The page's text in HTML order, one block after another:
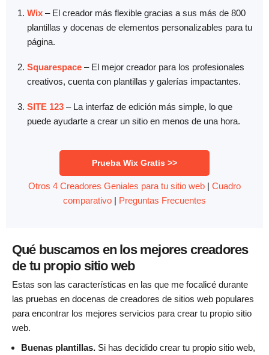
Wix – El creador más flexible gracias a sus más de 800
plantillas y docenas de elementos personalizables para tu
página.
Squarespace – El mejor creador para los profesionales
creativos, cuenta con plantillas y galerías impactantes.
SITE 123 – La interfaz de edición más simple, lo que
puede ayudarte a crear un sitio en menos de una hora.
Prueba Wix Gratis >>
Otros 4 Creadores Geniales para tu sitio web | Cuadro
comparativo | Preguntas Frecuentes
Qué buscamos en los mejores creadores
de tu propio sitio web
Estas son las características en las que me focalicé durante
las pruebas en docenas de creadores de sitios web populares
para encontrar los mejores servicios para crear tu propio sitio
web.
Buenas plantillas. Si has decidido crear tu propio sitio web,